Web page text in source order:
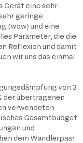
Gerät eine sehr
geringe
(wow) und eine
Parameter, die die
Reflexion und damit
wir uns das einmal
von 3
der übertragenen
verwendeten
Gesamtbudget
und
dem Wandlerpaar